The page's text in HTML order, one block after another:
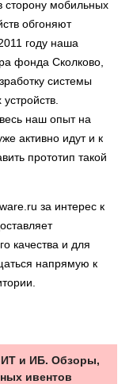
сторону мобильных
обгоняют
году наша
фонда Сколково,
системы
наш опыт на
активно идут и к
прототип такой
за интерес к
качества и для
напрямую к
и ИБ. Обзоры,
ивентов